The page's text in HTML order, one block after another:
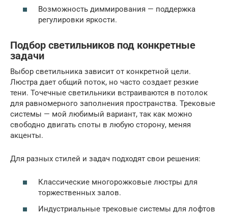
Возможность диммирования — поддержка
регулировки яркости.
Подбор светильников под конкретные
задачи
Выбор светильника зависит от конкретной цели.
Люстра дает общий поток, но часто создает резкие
тени. Точечные светильники встраиваются в потолок
для равномерного заполнения пространства. Трековые
системы — мой любимый вариант, так как можно
свободно двигать споты в любую сторону, меняя
акценты.
Для разных стилей и задач подходят свои решения:
Классические многорожковые люстры для
торжественных залов.
Индустриальные трековые системы для лофтов